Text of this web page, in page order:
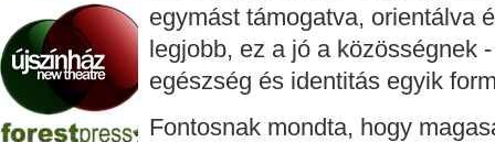
egymást támogatva, orientálva
legjobb, ez a jó a közösségnek
egészség és identitás egyik
Fontosnak mondta, hogy